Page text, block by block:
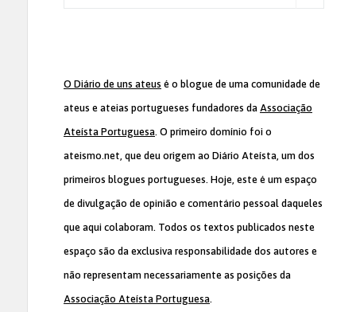
O Diário de uns ateus é o blogue de uma comunidade de
ateus e ateias portugueses fundadores da Associação
Ateísta Portuguesa. O primeiro domínio foi o
ateismo.net, que deu origem ao Diário Ateísta, um dos
primeiros blogues portugueses. Hoje, este é um espaço
de divulgação de opinião e comentário pessoal daqueles
que aqui colaboram. Todos os textos publicados neste
espaço são da exclusiva responsabilidade dos autores e
não representam necessariamente as posições da
Associação Ateísta Portuguesa.